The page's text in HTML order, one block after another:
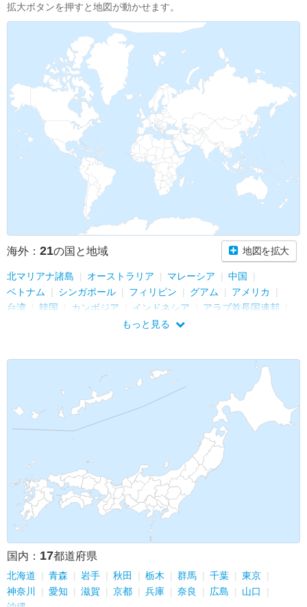
拡大ボタンを押すと地図が動かせます。
海外： 21の国と地域 地図を拡大
北マリアナ諸島 オーストラリア マレーシア
中国
ベトナム
シンガポール フィリピン グアム
アメリカ
台湾
韓国 カンボジア インドネシア
アラブ首長国連邦
ルクセンブルク
もっと見る
国内： 17都道府県
北海道 青森 岩手 秋田 栃木 群馬 千葉
東京
神奈川
愛知 滋賀 京都 兵庫 奈良 広島
山口